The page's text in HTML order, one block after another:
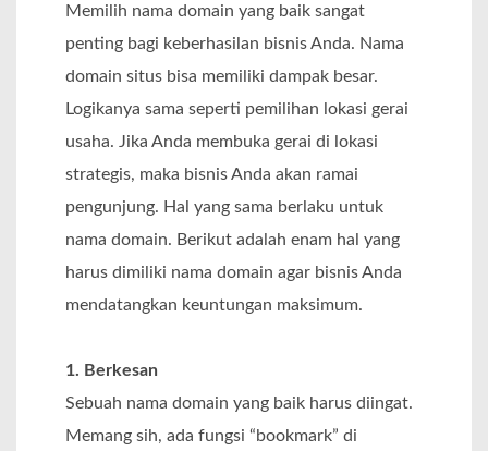
Memilih nama domain yang baik sangat
penting bagi keberhasilan bisnis Anda. Nama
domain situs bisa memiliki dampak besar.
Logikanya sama seperti pemilihan lokasi gerai
usaha. Jika Anda membuka gerai di lokasi
strategis, maka bisnis Anda akan ramai
pengunjung. Hal yang sama berlaku untuk
nama domain. Berikut adalah enam hal yang
harus dimiliki nama domain agar bisnis Anda
mendatangkan keuntungan maksimum.
1. Berkesan
Sebuah nama domain yang baik harus diingat.
Memang sih, ada fungsi “bookmark” di